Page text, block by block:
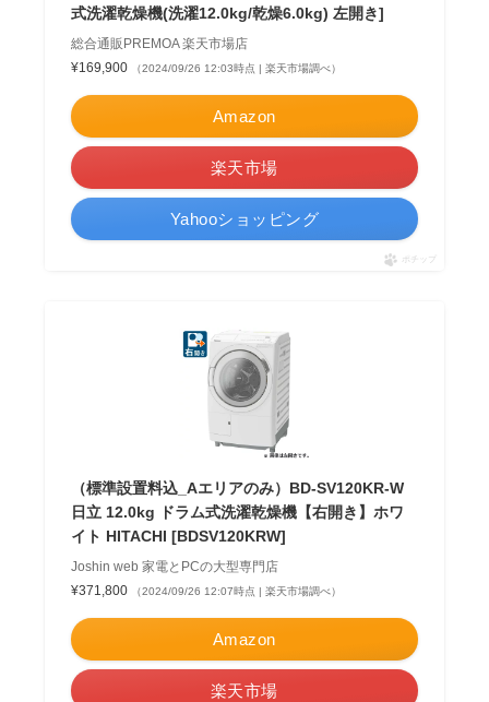
式洗濯乾燥機(洗濯12.0kg/乾燥6.0kg) 左開き]
総合通販PREMOA 楽天市場店
¥169,900
（2024/09/26 12:03時点 | 楽天市場調べ）
Amazon
楽天市場
Yahooショッピング
ポチップ
（標準設置料込_Aエリアのみ）BD-SV120KR-W
日立 12.0kg ドラム式洗濯乾燥機【右開き】ホワ
イト HITACHI [BDSV120KRW]
Joshin web 家電とPCの大型専門店
¥371,800
（2024/09/26 12:07時点 | 楽天市場調べ）
Amazon
楽天市場